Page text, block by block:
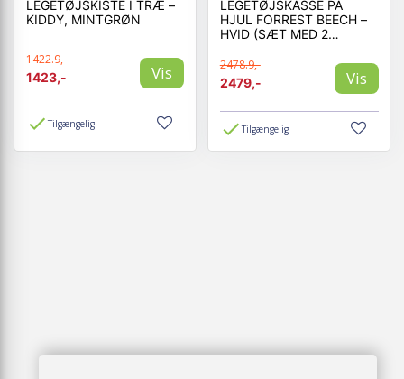
LEGETØJSKISTE I TRÆ –
KIDDY, MINTGRØN
1422.9,-
1423,-
Vis
Tilgængelig
LEGETØJSKASSE PÅ
HJUL FORREST BEECH –
HVID (SÆT MED 2
2478.9,-
2479,-
Vis
Tilgængelig